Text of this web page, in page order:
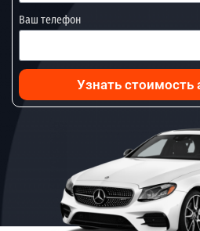
Ваш телефон
Узнать стоимость